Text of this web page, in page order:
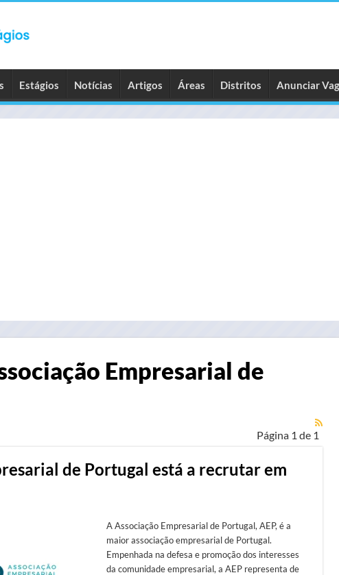
Estágios Notícias Artigos Áreas Distritos Anunciar
Empresarial de
Página 1 de 1
de Portugal está a recrutar em
A Associação Empresarial de Portugal, AEP, é a
maior associação empresarial de Portugal.
Empenhada na defesa e promoção dos interesses
da comunidade empresarial, a AEP representa de